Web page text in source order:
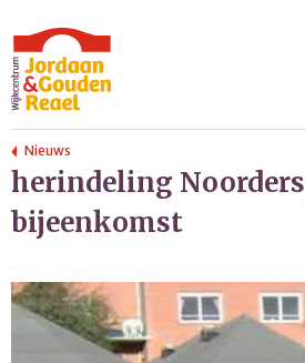
Nieuws
herindeling
bijeenkomst